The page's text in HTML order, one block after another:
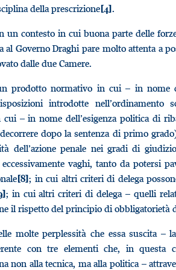
della prescrizione[4].
un contesto in cui buona parte delle
al Governo Draghi pare molto attenta a
dalle due Camere.
prodotto normativo in cui – in nome
introdotte
– in nome dell’esigenza politica di
dopo la sentenza di primo
dell’azione penale nei gradi di
vaghi, tanto da potersi
[8]; in cui altri criteri di delega
; in cui altri criteri di delega – quelli
il rispetto del principio di obbligatorietà
molte perplessità che essa suscita –
con tre elementi che, in questa
non alla tecnica, ma alla politica –